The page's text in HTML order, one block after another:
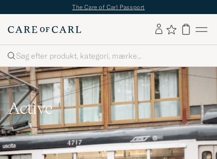
Fri fragt over 499;-✔Fri retur✔1–3 dages levering
Søg
Active